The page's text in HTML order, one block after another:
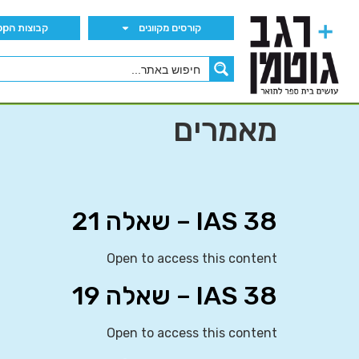
קורסים מקוונים קבוצות הWhatsApp
מאמרים
IAS 38 – שאלה 21
Open to access this content
IAS 38 – שאלה 19
Open to access this content